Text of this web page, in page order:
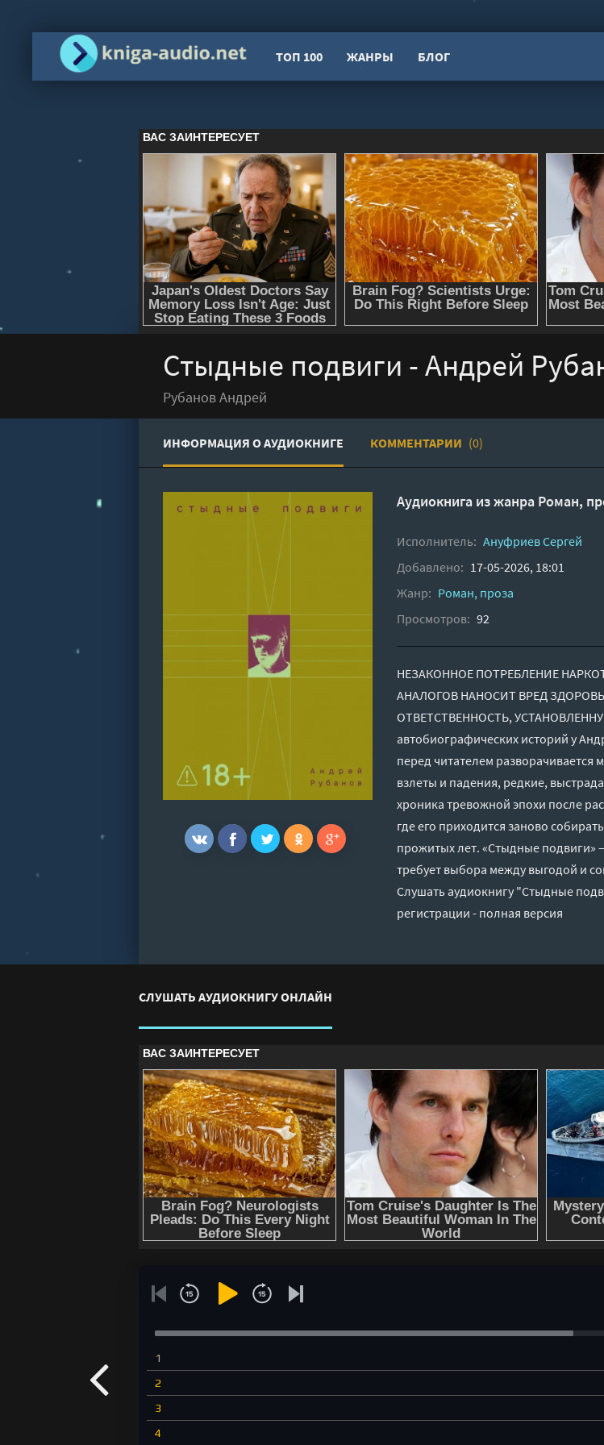
ТОП 100 ЖАНРЫ БЛОГ
Стыдные подвиги - Андрей
Рубанов Андрей
ИНФОРМАЦИЯ О АУДИОКНИГЕ КОММЕНТАРИИ (0)
Аудиокнига из жанра Роман,
Исполнитель: Ануфриев Сергей
Добавлено: 17-05-2026, 18:01
Жанр: Роман, проза
Просмотров: 92
НЕЗАКОННОЕ ПОТРЕБЛЕНИЕ
АНАЛОГОВ НАНОСИТ ВРЕД
ОТВЕТСТВЕННОСТЬ,
автобиографических историй у
перед читателем
взлеты и падения, редкие,
хроника тревожной эпохи после
где его приходится заново
прожитых лет. «Стыдные подвиги»
требует выбора между выгодой и
Слушать аудиокнигу "Стыдные
регистрации - полная версия
СЛУШАТЬ АУДИОКНИГУ ОНЛАЙН
1
2
3
4